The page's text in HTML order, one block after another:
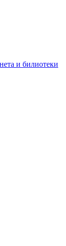
и билиотеки